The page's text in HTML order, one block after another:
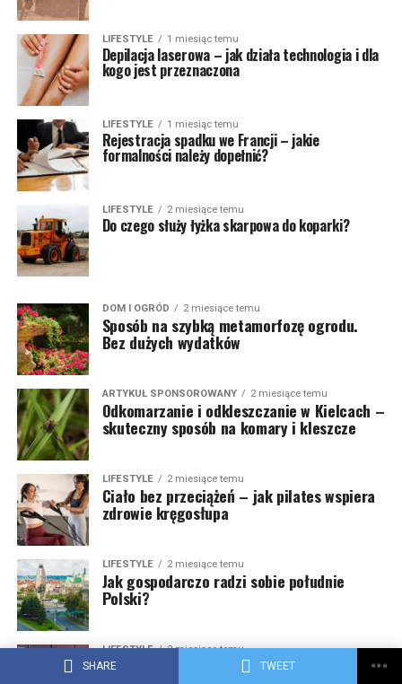
SHARE TWEET
LIFESTYLE 1 miesiąc temu
Depilacja laserowa – jak działa technologia i dla
kogo jest przeznaczona
LIFESTYLE 1 miesiąc temu
Rejestracja spadku we Francji – jakie
formalności należy dopełnić?
LIFESTYLE 2 miesiące temu
Do czego służy łyżka skarpowa do koparki?
DOM I OGRÓD 2 miesiące temu
Sposób na szybką metamorfozę ogrodu.
Bez dużych wydatków
ARTYKUŁ SPONSOROWANY 2 miesiące temu
Odkomarzanie i odkleszczanie w Kielcach –
skuteczny sposób na komary i kleszcze
LIFESTYLE 2 miesiące temu
Ciało bez przeciążeń – jak pilates wspiera
zdrowie kręgosłupa
LIFESTYLE 2 miesiące temu
Jak gospodarczo radzi sobie południe
Polski?
LIFESTYLE 2 miesiące temu
Liderzy AI na świecie – które firmy